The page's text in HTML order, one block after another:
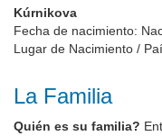
Kúrnikova
Fecha de nacimiento:
Lugar de Nacimiento /
La Familia
Quién es su familia?